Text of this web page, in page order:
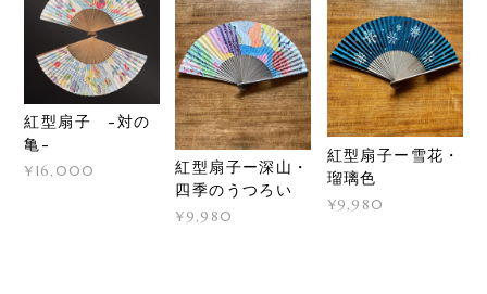
紅型扇子 -対の
亀-
¥16,000
紅型扇子ー深山・
四季のうつろい
¥9,980
紅型扇子ー雪花・
瑠璃色
¥9,980